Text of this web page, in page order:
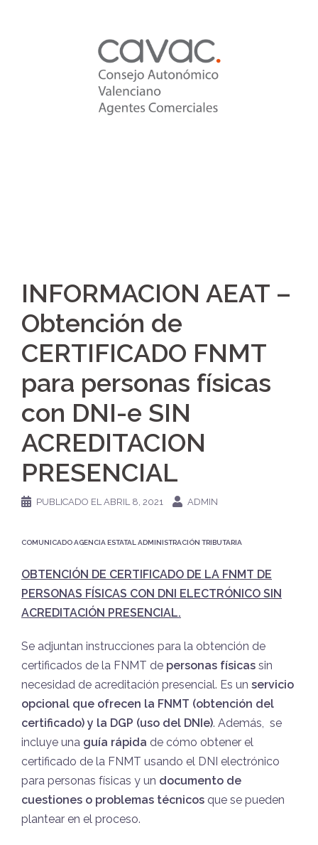
INFORMACION AEAT –
Obtención de
CERTIFICADO FNMT
para personas físicas
con DNI-e SIN
ACREDITACION
PRESENCIAL
PUBLICADO ELABRIL 8, 2021 ADMIN
COMUNICADO AGENCIA ESTATAL ADMINISTRACIÓN TRIBUTARIA
OBTENCIÓN DE CERTIFICADO DE LA FNMT DE
PERSONAS FÍSICAS CON DNI ELECTRÓNICO SIN
ACREDITACIÓN PRESENCIAL.
Se adjuntan instrucciones para la obtención de
certificados de la FNMT de personas físicas sin
necesidad de acreditación presencial. Es un servicio
opcional que ofrecen la FNMT (obtención del
certificado) y la DGP (uso del DNIe). Además, se
incluye una guía rápida de cómo obtener el
certificado de la FNMT usando el DNI electrónico
para personas físicas y un documento de
cuestiones o problemas técnicos que se pueden
plantear en el proceso.